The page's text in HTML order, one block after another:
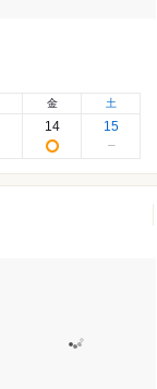
金
14
土
15